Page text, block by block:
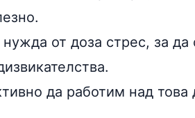
от доза стрес, за
да работим над